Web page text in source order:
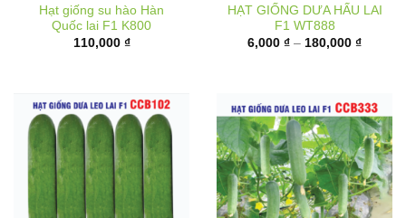
Hạt giống su hào Hàn
Quốc lai F1 K800
110,000 ₫
HẠT GIỐNG DƯA HẤU LAI
F1 WT888
6,000 ₫ – 180,000 ₫Khoảng